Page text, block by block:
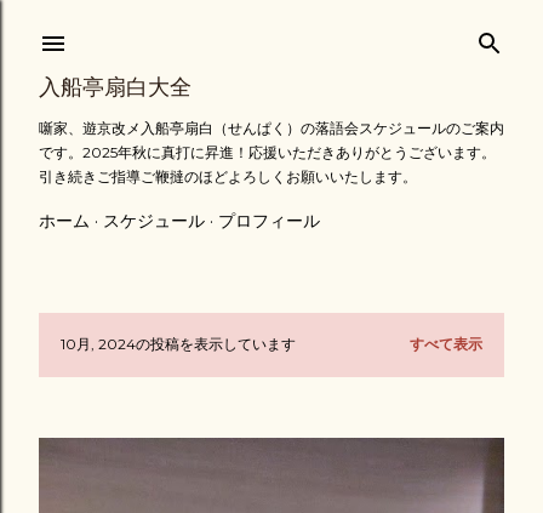
スキップしてメイン コンテンツに移動
入船亭扇白大全
噺家、遊京改メ入船亭扇白（せんぱく）の落語会スケジュールのご案内
です。2025年秋に真打に昇進！応援いただきありがとうございます。
引き続きご指導ご鞭撻のほどよろしくお願いいたします。
ホーム スケジュール プロフィール
投10月, 2024の投稿を表示しています すべて表示